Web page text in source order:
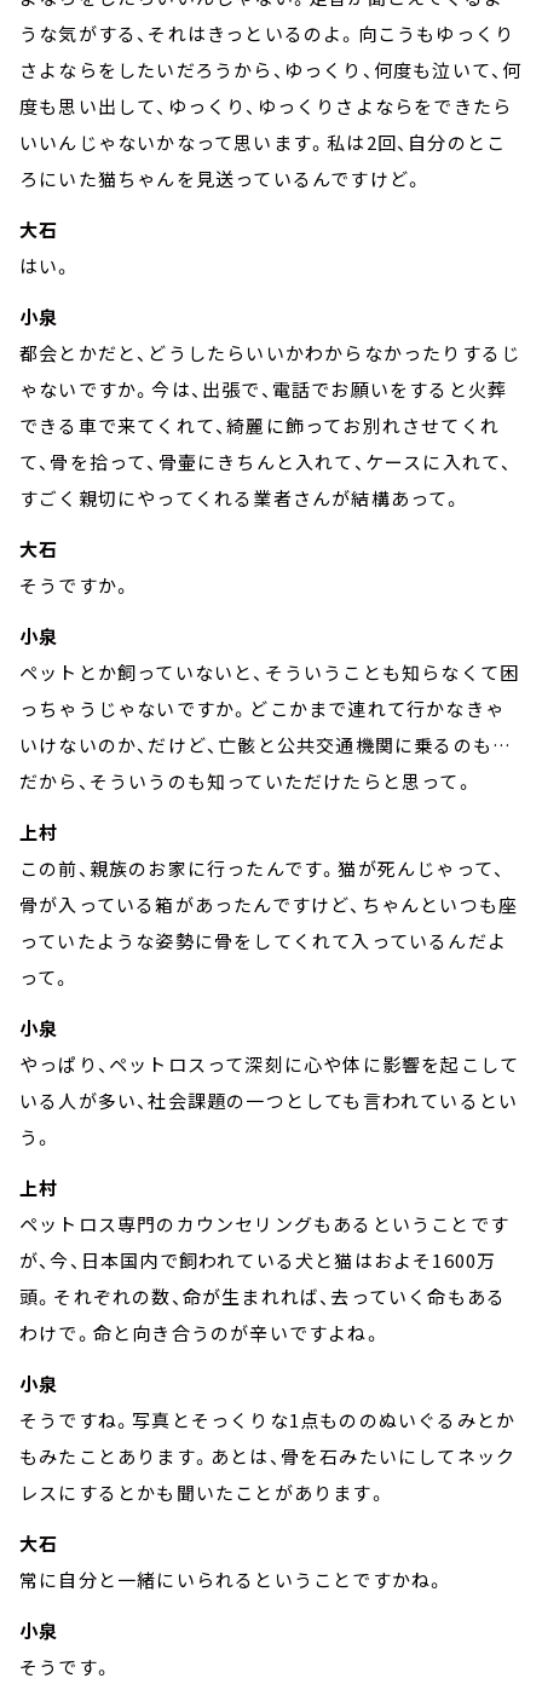
うな気がする、それはきっといるのよ。向こうもゆっくり
さよならをしたいだろうから、ゆっくり、何度も泣いて、何
度も思い出して、ゆっくり、ゆっくりさよならをできたら
いいんじゃないかなって思います。私は2回、自分のとこ
ろにいた猫ちゃんを見送っているんですけど。
大石
はい。
小泉
都会とかだと、どうしたらいいかわからなかったりするじ
ゃないですか。今は、出張で、電話でお願いをすると火葬
できる車で来てくれて、綺麗に飾ってお別れさせてくれ
て、骨を拾って、骨壷にきちんと入れて、ケースに入れて、
すごく親切にやってくれる業者さんが結構あって。
大石
そうですか。
小泉
ペットとか飼っていないと、そういうことも知らなくて困
っちゃうじゃないですか。どこかまで連れて行かなきゃ
いけないのか、だけど、亡骸と公共交通機関に乗るのも…
だから、そういうのも知っていただけたらと思って。
上村
この前、親族のお家に行ったんです。猫が死んじゃって、
骨が入っている箱があったんですけど、ちゃんといつも座
っていたような姿勢に骨をしてくれて入っているんだよ
って。
小泉
やっぱり、ペットロスって深刻に心や体に影響を起こして
いる人が多い、社会課題の一つとしても言われているとい
う。
上村
ペットロス専門のカウンセリングもあるということです
が、今、日本国内で飼われている犬と猫はおよそ1600万
頭。それぞれの数、命が生まれれば、去っていく命もある
わけで。命と向き合うのが辛いですよね。
小泉
そうですね。写真とそっくりな1点もののぬいぐるみとか
もみたことあります。あとは、骨を石みたいにしてネック
レスにするとかも聞いたことがあります。
大石
常に自分と一緒にいられるということですかね。
小泉
そうです。